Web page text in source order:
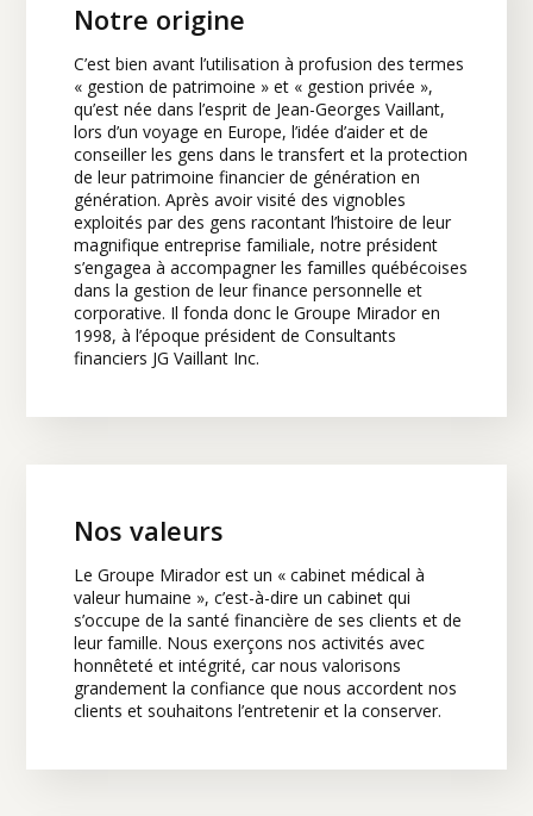
Notre origine
C’est bien avant l’utilisation à profusion des termes
« gestion de patrimoine » et « gestion privée »,
qu’est née dans l’esprit de Jean-Georges Vaillant,
lors d’un voyage en Europe, l’idée d’aider et de
conseiller les gens dans le transfert et la protection
de leur patrimoine financier de génération en
génération. Après avoir visité des vignobles
exploités par des gens racontant l’histoire de leur
magnifique entreprise familiale, notre président
s’engagea à accompagner les familles québécoises
dans la gestion de leur finance personnelle et
corporative. Il fonda donc le Groupe Mirador en
1998, à l’époque président de Consultants
financiers JG Vaillant Inc.
Nos valeurs
Le Groupe Mirador est un « cabinet médical à
valeur humaine », c’est-à-dire un cabinet qui
s’occupe de la santé financière de ses clients et de
leur famille. Nous exerçons nos activités avec
honnêteté et intégrité, car nous valorisons
grandement la confiance que nous accordent nos
clients et souhaitons l’entretenir et la conserver.